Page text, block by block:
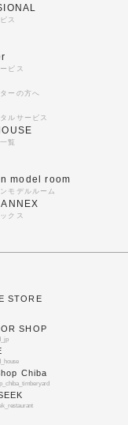
ス
ビス
ーの方へ
ルサービス
覧
model room
モデルルーム
クス
STORE
SHOP
Chiba